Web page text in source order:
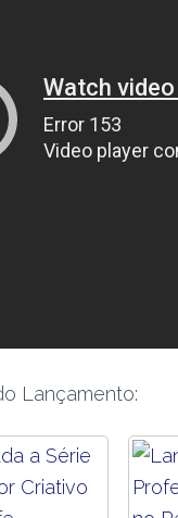
Lançamento: